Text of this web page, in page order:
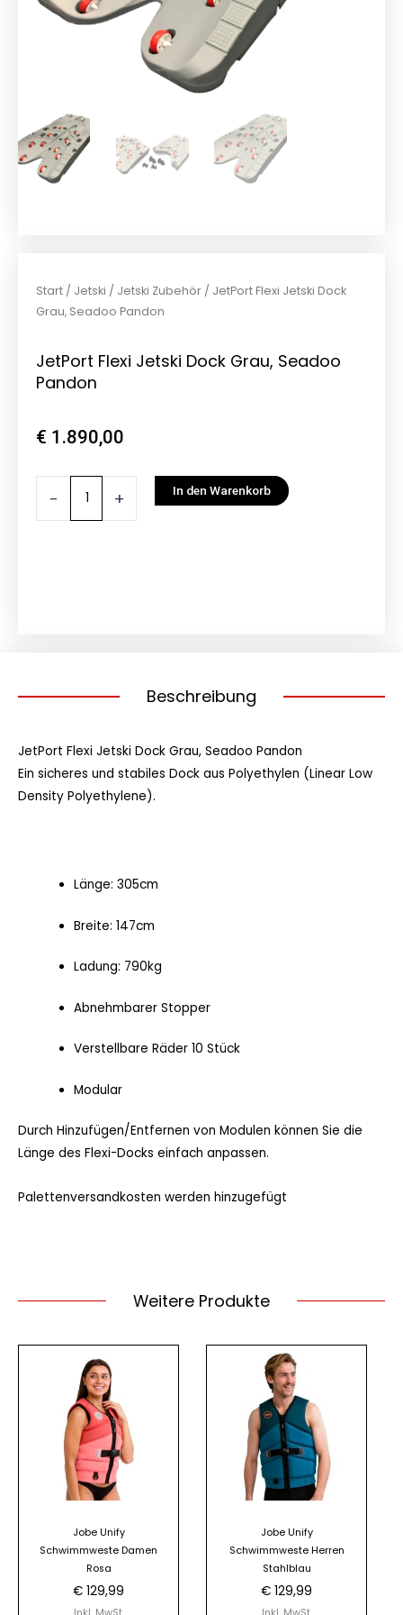
Start / Jetski / Jetski Zubehör / JetPort Flexi Jetski Dock
Grau, Seadoo Pandon
JetPort Flexi Jetski Dock Grau, Seadoo
Pandon
€ 1.890,00
- + In den Warenkorb
Beschreibung
JetPort Flexi Jetski Dock Grau, Seadoo Pandon
Ein sicheres und stabiles Dock aus Polyethylen (Linear Low
Density Polyethylene).
Länge: 305cm
Breite: 147cm
Ladung: 790kg
Abnehmbarer Stopper
Verstellbare Räder 10 Stück
Modular
Durch Hinzufügen/Entfernen von Modulen können Sie die
Länge des Flexi-Docks einfach anpassen.
Palettenversandkosten werden hinzugefügt
Weitere Produkte
Jobe Unify
Schwimmweste Damen
Rosa
€ 129,99
Dieses
Produkt
weist
mehrere
Varianten
auf.
Die
können
auf
der
Jobe Unify
Schwimmweste Herren
Stahlblau
€ 129,99
Dieses
Produkt
weist
mehrere
Varianten
auf.
Die
können
auf
der